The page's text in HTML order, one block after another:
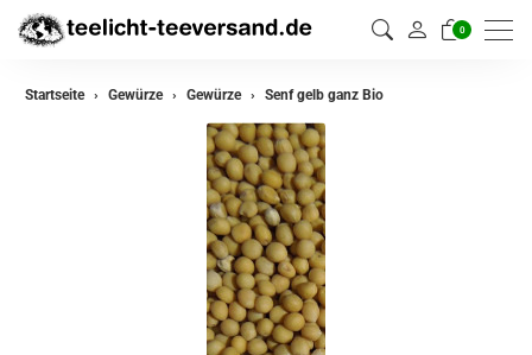
0
zurück
Startseite Gewürze Gewürze Senf gelb ganz Bio